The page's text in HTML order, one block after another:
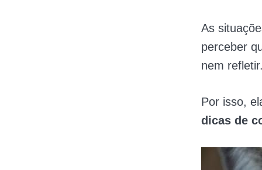
As
perceber
nem
Por isso,
dicas de